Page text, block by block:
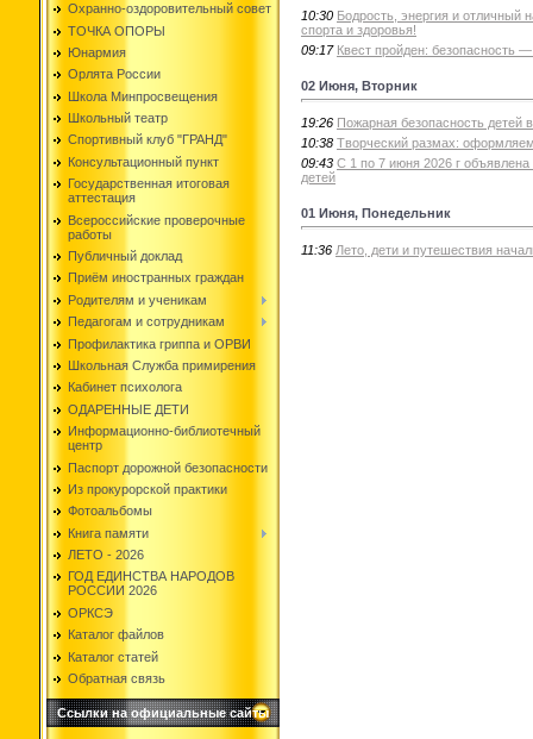
Охранно-оздоровительный совет
ТОЧКА ОПОРЫ
Юнармия
Орлята России
Школа Минпросвещения
Школьный театр
Спортивный клуб "ГРАНД"
Консультационный пункт
Государственная итоговая
аттестация
Всероссийские проверочные
работы
Публичный доклад
Приём иностранных граждан
Родителям и ученикам
Педагогам и сотрудникам
Профилактика гриппа и ОРВИ
Школьная Служба примирения
Кабинет психолога
ОДАРЕННЫЕ ДЕТИ
Информационно-библиотечный
центр
Паспорт дорожной безопасности
Из прокурорской практики
Фотоальбомы
Книга памяти
ЛЕТО - 2026
ГОД ЕДИНСТВА НАРОДОВ
РОССИИ 2026
ОРКСЭ
Каталог файлов
Каталог статей
Обратная связь
Ссылки на официальные сайты
10:30 Бодрость, энергия и отличный
спорта и здоровья!
09:17 Квест пройден: безопасность
02 Июня, Вторник
19:26 Пожарная безопасность детей
10:38 Творческий размах:
09:43 С 1 по 7 июня 2026 г
детей
01 Июня, Понедельник
11:36 Лето, дети и путешествия